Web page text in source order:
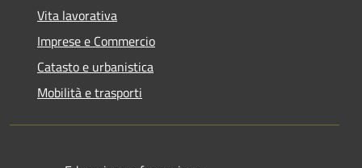
Vita lavorativa
Imprese e Commercio
Catasto e urbanistica
Mobilità e trasporti